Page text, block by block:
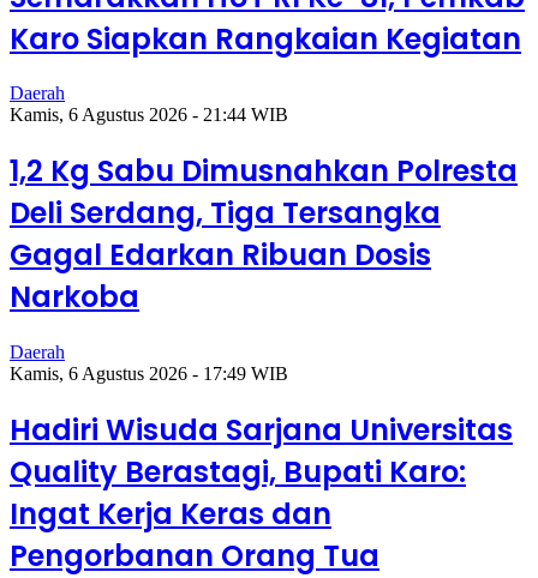
Karo Siapkan Rangkaian Kegiatan
Daerah
Kamis, 6 Agustus 2026 - 21:44 WIB
1,2 Kg Sabu Dimusnahkan Polresta
Deli Serdang, Tiga Tersangka
Gagal Edarkan Ribuan Dosis
Narkoba
Daerah
Kamis, 6 Agustus 2026 - 17:49 WIB
Hadiri Wisuda Sarjana Universitas
Quality Berastagi, Bupati Karo:
Ingat Kerja Keras dan
Pengorbanan Orang Tua